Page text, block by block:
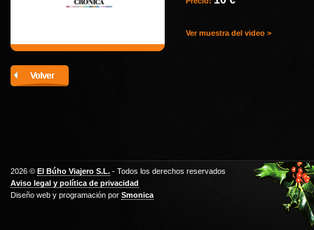
Ver muestra del video >
2026 © El Búho Viajero S.L. - Todos los derechos reservados
Aviso legal y política de privacidad
Diseño web y programación por Smonica